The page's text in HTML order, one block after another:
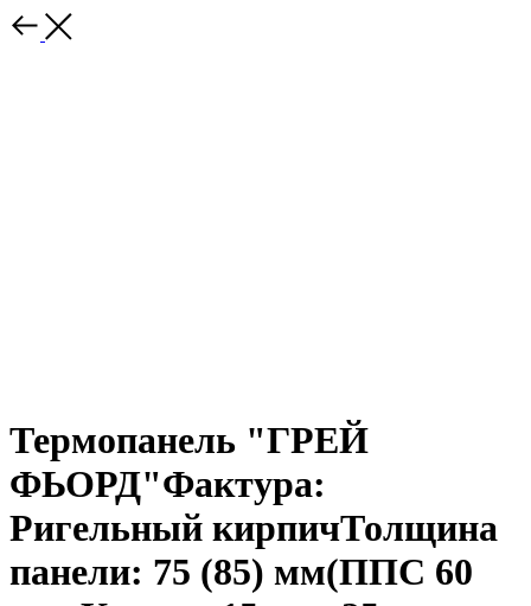
Термопанель "ГРЕЙ
ФЬОРД"Фактура:
Ригельный кирпичТолщина
панели: 75 (85) мм(ППС 60